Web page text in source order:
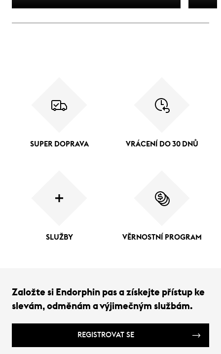
SUPER DOPRAVA VRÁCENÍ DO 30 DNŮ
SLUŽBY VĚRNOSTNÍ PROGRAM
Založte si Endorphin pas a získejte přístup ke
slevám, odměnám a výjimečným službám.
REGISTROVAT SE